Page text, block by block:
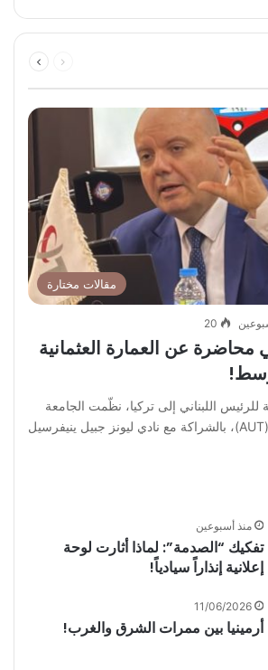
الصفحة
مقالات مختارة
20
عن العمارة العثمانية
للرئيس اللبناني إلى تركيا، نظّمت الجامعة
الأميركية للتكنولوجيا (AUT)، بالشراكة مع نادي ليونز جبيل ينيفرسيل
منذ أسبوعين
تفكيك “الصدمة”: لماذا أثارت لوحة
إعلانية إنذاراً سيادياً!
11/06/2026
أرمينيا بين ممرات الشرق والغرب!